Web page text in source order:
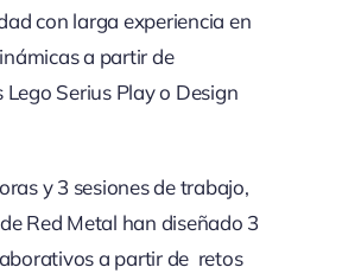
con larga experiencia en
a partir de
Serius Play o Design
y 3 sesiones de trabajo,
Red Metal han diseñado 3
a partir de retos